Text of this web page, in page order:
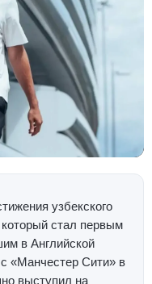
узбекского
стал первым
в Английской
«Манчестер Сити» в
выступил на